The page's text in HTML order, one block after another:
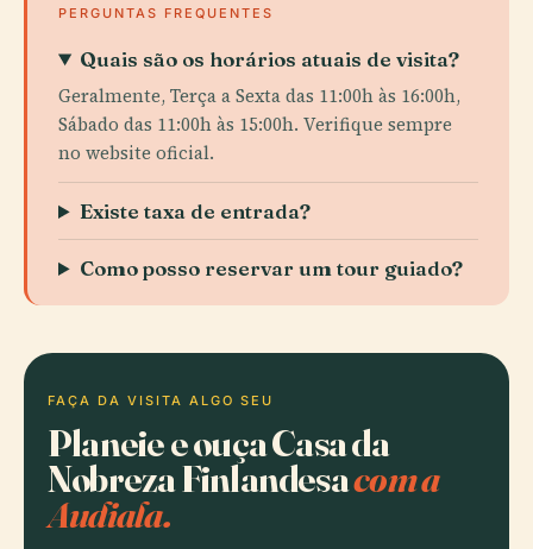
PERGUNTAS FREQUENTES
Quais são os horários atuais de visita?
Geralmente, Terça a Sexta das 11:00h às 16:00h,
Sábado das 11:00h às 15:00h. Verifique sempre
no website oficial.
Existe taxa de entrada?
Como posso reservar um tour guiado?
FAÇA DA VISITA ALGO SEU
Planeie e ouça Casa da
Nobreza Finlandesacom a
Audiala.